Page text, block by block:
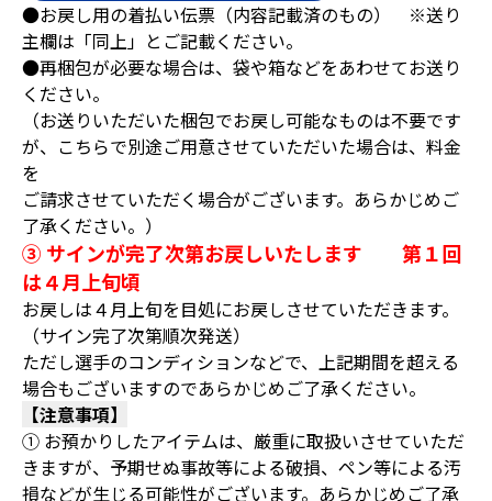
●お戻し用の着払い伝票（内容記載済のもの） ※送り
主欄は「同上」とご記載ください。
●再梱包が必要な場合は、袋や箱などをあわせてお送り
ください。
（お送りいただいた梱包でお戻し可能なものは不要です
が、こちらで別途ご用意させていただいた場合は、料金
を
ご請求させていただく場合がございます。あらかじめご
了承ください。）
③ サインが完了次第お戻しいたします 第１回
は４月上旬頃
お戻しは４月上旬を目処にお戻しさせていただきます。
（サイン完了次第順次発送）
ただし選手のコンディションなどで、上記期間を超える
場合もございますのであらかじめご了承ください。
【注意事項】
① お預かりしたアイテムは、厳重に取扱いさせていただ
きますが、予期せぬ事故等による破損、ペン等による汚
損などが生じる可能性がございます。あらかじめご了承